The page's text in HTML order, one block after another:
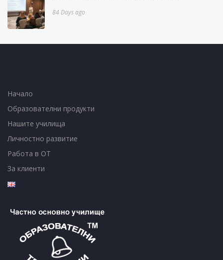
84 Days ago
Начало
Образователни продукти
Нашите училища
Личностно развитие
Работа в ОТ
За клиенти